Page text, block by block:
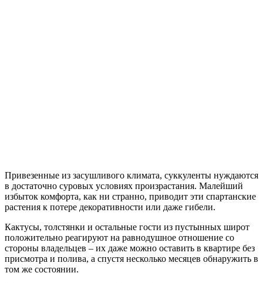
Привезенные из засушливого климата, суккуленты нуждаются
в достаточно суровых условиях произрастания. Малейший
избыток комфорта, как ни странно, приводит эти спартанские
растения к потере декоративности или даже гибели.
Кактусы, толстянки и остальные гости из пустынных широт
положительно реагируют на равнодушное отношение со
стороны владельцев – их даже можно оставить в квартире без
присмотра и полива, а спустя несколько месяцев обнаружить в
том же состоянии.